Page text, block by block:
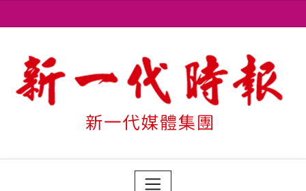
to